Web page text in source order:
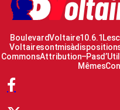
Boulevard Voltaire 10.6.1 Les
Voltaire sont mis à disposition
Commons Attribution – Pas
Mêmes